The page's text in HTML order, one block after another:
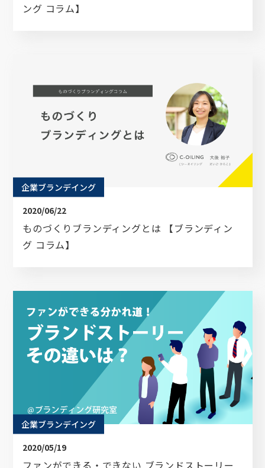
ング コラム】
企業ブランデイング
2020/06/22
ものづくりブランディングとは 【ブランディン
グ コラム】
企業ブランデイング
2020/05/19
ファンができる・できない ブランドストーリー